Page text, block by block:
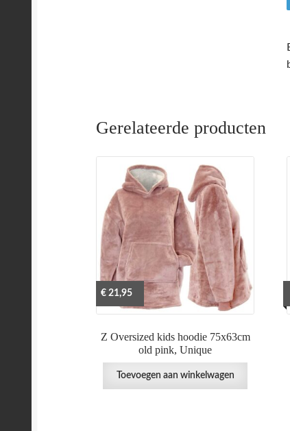
Gerelateerde producten
Z Oversized kids hoodie 75x63cm
old pink, Unique
€ 21,95
Toevoegen aan winkelwagen